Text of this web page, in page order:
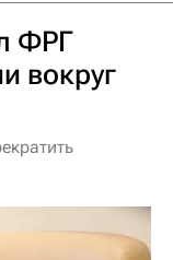
ФРГ
вокруг